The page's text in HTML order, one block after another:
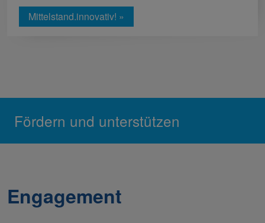
Mittelstand.innovativ! »
Fördern und unterstützen
Engagement